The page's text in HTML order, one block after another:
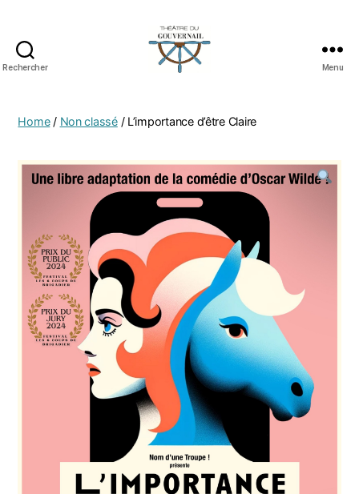
Rechercher Menu
Home/ Non classé/ L’importance d’être Claire